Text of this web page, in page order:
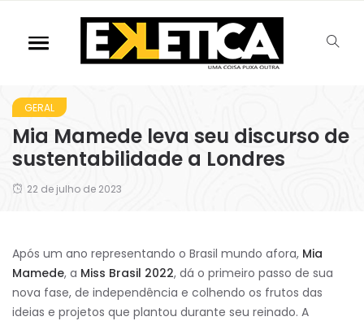
GERAL
Mia Mamede leva seu discurso de
sustentabilidade a Londres
22 de julho de 2023
Após um ano representando o Brasil mundo afora, Mia
Mamede, a Miss Brasil 2022, dá o primeiro passo de sua
nova fase, de independência e colhendo os frutos das
ideias e projetos que plantou durante seu reinado. A